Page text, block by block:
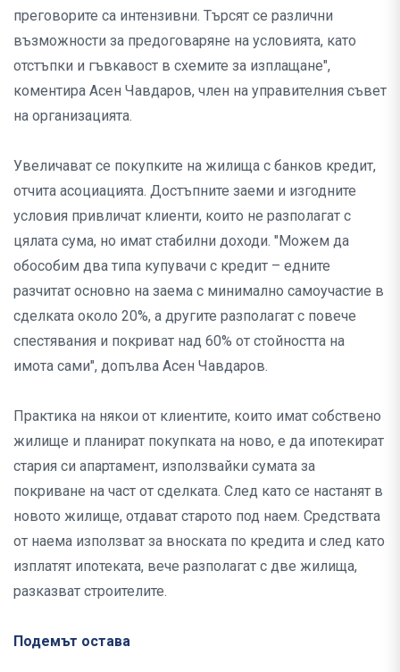
преговорите са интензивни. Търсят се различни
възможности за предоговаряне на условията, като
отстъпки и гъвкавост в схемите за изплащане",
коментира Асен Чавдаров, член на управителния съвет
на организацията.
Увеличават се покупките на жилища с банков кредит,
отчита асоциацията. Достъпните заеми и изгодните
условия привличат клиенти, които не разполагат с
цялата сума, но имат стабилни доходи. "Можем да
обособим два типа купувачи с кредит – едните
разчитат основно на заема с минимално самоучастие в
сделката около 20%, а другите разполагат с повече
спестявания и покриват над 60% от стойността на
имота сами", допълва Асен Чавдаров.
Практика на някои от клиентите, които имат собствено
жилище и планират покупката на ново, е да ипотекират
стария си апартамент, използвайки сумата за
покриване на част от сделката. След като се настанят в
новото жилище, отдават старото под наем. Средствата
от наема използват за вноската по кредита и след като
изплатят ипотеката, вече разполагат с две жилища,
разказват строителите.
Подемът остава